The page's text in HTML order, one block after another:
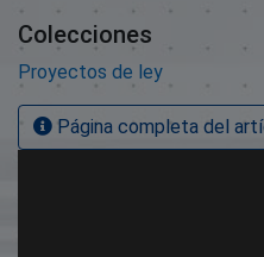
Colecciones
Proyectos de ley
Página completa del